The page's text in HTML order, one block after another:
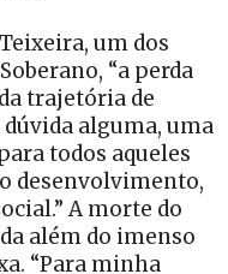
um dos
“a perda
trajetória de
alguma, uma
todos aqueles
desenvolvimento,
A morte do
além do imenso
“Para minha